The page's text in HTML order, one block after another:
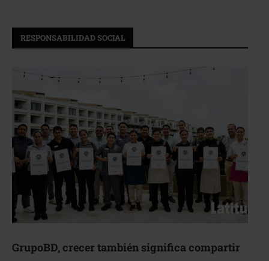
RESPONSABILIDAD SOCIAL
GrupoBD, crecer también significa compartir